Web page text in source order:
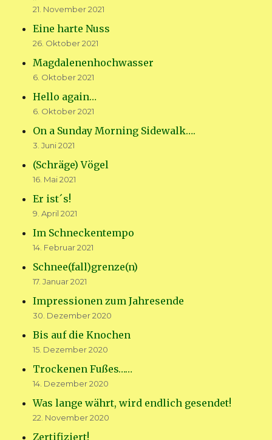
21. November 2021
Eine harte Nuss
26. Oktober 2021
Magdalenenhochwasser
6. Oktober 2021
Hello again…
6. Oktober 2021
On a Sunday Morning Sidewalk….
3. Juni 2021
(Schräge) Vögel
16. Mai 2021
Er ist´s!
9. April 2021
Im Schneckentempo
14. Februar 2021
Schnee(fall)grenze(n)
17. Januar 2021
Impressionen zum Jahresende
30. Dezember 2020
Bis auf die Knochen
15. Dezember 2020
Trockenen Fußes……
14. Dezember 2020
Was lange währt, wird endlich gesendet!
22. November 2020
Zertifiziert!